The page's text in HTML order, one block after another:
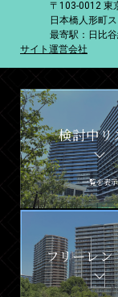
〒103-0012 東
日本橋人形町
最寄駅：日比
サイト運営会社
検討中リ
一覧を表示
フリーレン